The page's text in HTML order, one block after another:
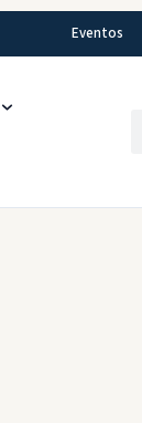
Eventos